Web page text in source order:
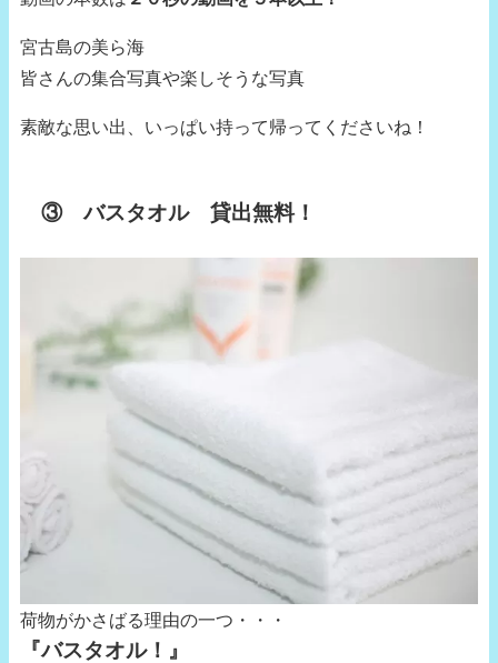
宮古島の美ら海
皆さんの集合写真や楽しそうな写真
素敵な思い出、いっぱい持って帰ってくださいね！
③ バスタオル 貸出無料！
荷物がかさばる理由の一つ・・・
『バスタオル！』